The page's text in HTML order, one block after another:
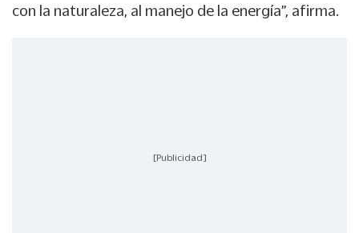
con la naturaleza, al manejo de la energía”, afirma.
[Publicidad]